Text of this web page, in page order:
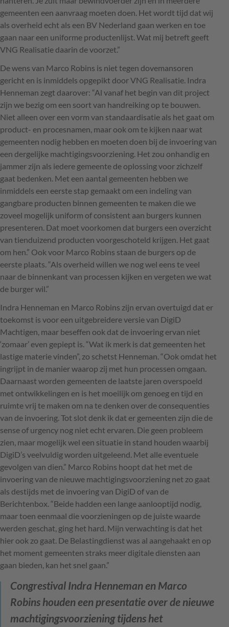
gemeenten een aanvraag moeten doen. Het wordt tijd dat wij
als overheid echt als een BV Nederland gaan werken en toe
gaan naar een uniforme productenlijst. Wat mij betreft geeft
VNG Realisatie daarin de voorzet.”
De wens van Marco Robins is niet tegen dovemansoren
gericht en is inmiddels opgepikt doorVNG Realisatie. Indra
Henneman zegt daarover: “Al vanaf het begin van dit project
zijn we bezig om een soort van handreiking op te bouwen.
Niet alleen over een vorm van standaardisatie als het gaat om
product- en procesnamen, maar ook om te kijken naar wat
gemeenten nodig hebben en moeten doen bij de invoering van
een dergelijke machtigingsvoorziening. Het zou onhandig en
jammer zijn als iedere gemeente de oplossing voor zichzelf
gaat bedenken. Met een aantal gemeenten hebben we
inmiddels een eerste stap gemaakt om een indeling van
gangbare producten binnen gemeenten te maken die we
zoveel mogelijk uniform of consistent aan burgers kunnen
presenteren. Dat moet voorkomen dat burgers een overzicht
van tienduizend producten voorgeschoteld krijgen. Het gaat
om hen.” Ook voor Marco Robins staan de burgers op de
eerste plaats. “Als overheid willen we nog wel eens te veel
naar de binnenkant van processen kijken en vergeten we wat
de burger wil.”
Indra Henneman en Marco Robins zijn ervan overtuigd dat er
toekomst is voor een uitgebreidere versie van DigiD
Machtigen, maar beseffen ook dat de invoering ervan niet
‘zomaar’ even gepiept is. “Wat ik merk is dat gemeenten het
lastige materie vinden”, zo schetst Henneman. “Ook omdat het
ingrijpt in de manier waarop zij met hun processen omgaan.
Daarnaast worden gemeenten de laatste jaren overspoeld
met ontwikkelingen en is het moeilijk om genoeg en tijd en
ruimte vrij te maken om na te denken over de consequenties
van de invoering. Tot slot denk ik dat er gemeenten zijn die de
sense of urgency nog niet echt ervaren. Die geen probleem
zien, maar mogelijk wel een situatie in stand houden waarbij
DigiD’s veelvuldig worden uitgeleend. Met alle eventuele
gevolgen van dien.” Marco Robins hoopt dat het met de
invoering van de nieuwe machtigingsvoorziening net zo gaat
als destijds met de invoering van DigiD of van de
Berichtenbox. “Beide hadden een lange aanlooptijd nodig,
maar toen eenmaal die voorzieningen op de juiste waarde
werden geschat, ging het hard. Mijn verwachting is dat het
hier ook zo gaat. De Belastingdienst was al aangehaakt en op
het moment gemeenten straks meer digitale diensten aan
gaan bieden, kan het snel gaan.”
Congrestival Indra Henneman en Marco
Robins houden een presentatie over de nieuwe
machtigingsvoorziening tijdens het